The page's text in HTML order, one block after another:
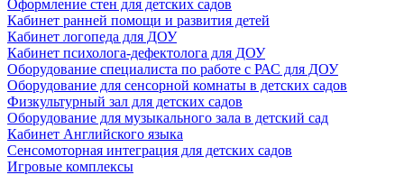
Оформление стен для детских садов
Кабинет ранней помощи и развития детей
Кабинет логопеда для ДОУ
Кабинет психолога-дефектолога для ДОУ
Оборудование специалиста по работе с РАС для ДОУ
Оборудование для сенсорной комнаты в детских садов
Физкультурный зал для детских садов
Оборудование для музыкального зала в детский сад
Кабинет Английского языка
Сенсомоторная интеграция для детских садов
Игровые комплексы